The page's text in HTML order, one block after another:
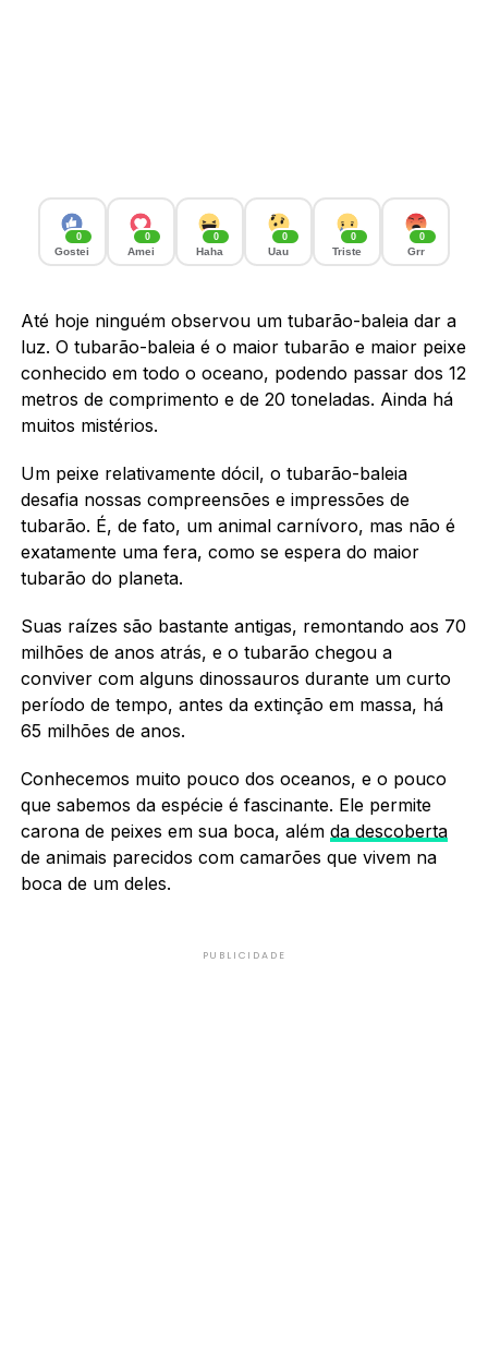
0
Gostei
0
Amei
0
Haha
0
Uau
0
Triste
0
Grr
Até hoje ninguém observou um tubarão-baleia dar a
luz. O tubarão-baleia é o maior tubarão e maior peixe
conhecido em todo o oceano, podendo passar dos 12
metros de comprimento e de 20 toneladas. Ainda há
muitos mistérios.
Um peixe relativamente dócil, o tubarão-baleia
desafia nossas compreensões e impressões de
tubarão. É, de fato, um animal carnívoro, mas não é
exatamente uma fera, como se espera do maior
tubarão do planeta.
Suas raízes são bastante antigas, remontando aos 70
milhões de anos atrás, e o tubarão chegou a
conviver com alguns dinossauros durante um curto
período de tempo, antes da extinção em massa, há
65 milhões de anos.
Conhecemos muito pouco dos oceanos, e o pouco
que sabemos da espécie é fascinante. Ele permite
carona de peixes em sua boca, além da descoberta
de animais parecidos com camarões que vivem na
boca de um deles.
PUBLICIDADE